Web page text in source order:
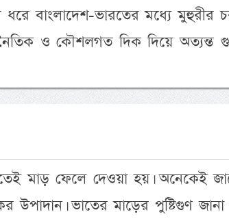
বাংলাদেশ-ভারতের মধ্যে মুহুরীর
ও কৌশলগত দিক দিয়ে অত্যন্ত
মাড় ফেলে দেওয়া হয়। অনেকেই
উপাদান। ভাতের মাড়ের পুষ্টিগুণ